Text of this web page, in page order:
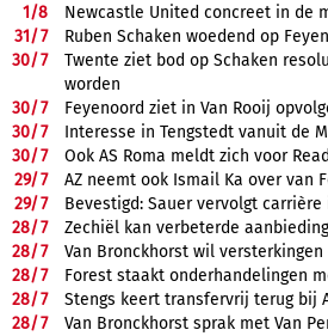
1/8
Newcastle United concreet in de
31/7
Ruben Schaken woedend op
30/7
Twente ziet bod op Schaken
worden
30/7
Feyenoord ziet in Van Rooij
30/7
Interesse in Tengstedt vanuit de
30/7
Ook AS Roma meldt zich voor Read
29/7
AZ neemt ook Ismail Ka over van
29/7
Bevestigd: Sauer vervolgt
28/7
Zechiël kan verbeterde
28/7
Van Bronckhorst wil
28/7
Forest staakt onderhandelingen
28/7
Stengs keert transfervrij terug bij
28/7 Van Bronckhorst sprak met Van